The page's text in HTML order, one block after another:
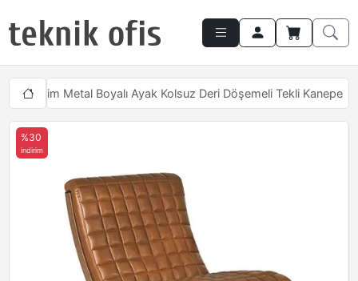
Nim Metal Boyalı Ayak Kolsuz Deri Döşemeli Tekli Kanepe
%30
indirim